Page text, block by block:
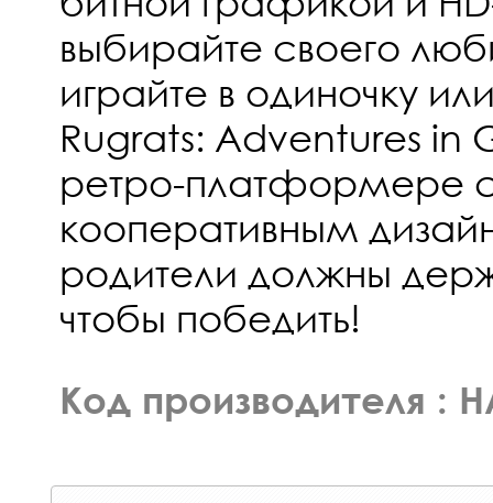
выбирайте своего
играйте в одиночку
Rugrats: Adventures in
ретро-платформере
кооперативным
родители должны
чтобы победить!
Код производителя :